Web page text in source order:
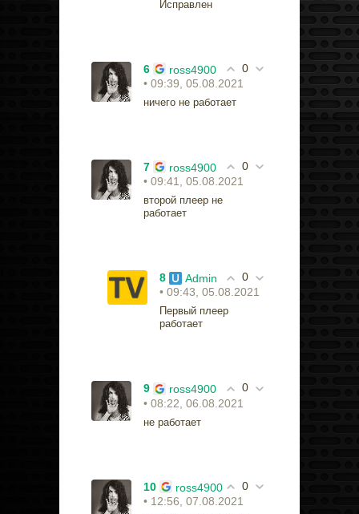
Исправлен
0
6
ross4900
• 09:39, 05.08.2021
ничего не работает
0
7
ross4900
• 09:41, 05.08.2021
второй плеер не
работает
0
8
Admin
• 09:43, 05.08.2021
Первый плеер
работает
0
9
ross4900
• 08:22, 06.08.2021
не работает
0
10
ross4900
• 12:56, 07.08.2021